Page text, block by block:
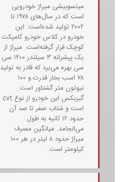
میتسوبیشی میراژ خودرویی
است که در سال‌های ۱۹۷۸ تا
۲۰۰۲ تولید شده‌است. این
خودرو در کلاس خودرو کامپکت
کوچک قرار گرفته‌است. میراژ از
یک پیشرانه ۳ سیلندر ۱۲۰۰ سی
سی بهره می‌برد که قادر به تولید
۷۸ اسب بخار قدرت و ۱۰۰
نیوتون متر گشتاور است.
گیربکس این خودرو از نوع cvt
است و شتاب صفر تا صد آن
حدود ۱۲ ثانیه به طول
می‌انجامد. میانگین مصرف
میراژ حدود ۸ لیتر در هر ۱۰۰
کیلومتر است.